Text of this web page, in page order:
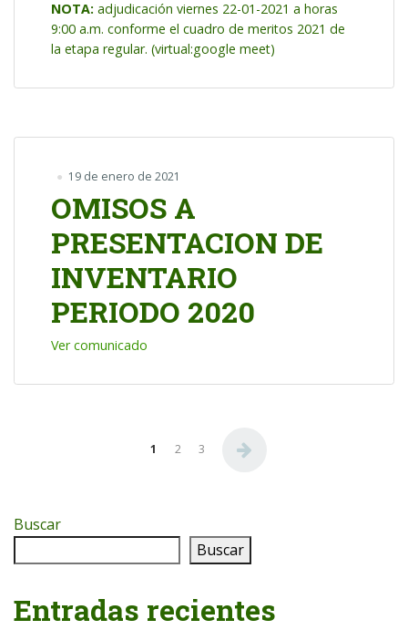
NOTA: adjudicación viernes 22-01-2021 a horas
9:00 a.m. conforme el cuadro de meritos 2021 de
la etapa regular. (virtual:google meet)
19 de enero de 2021
OMISOS A
PRESENTACION DE
INVENTARIO
PERIODO 2020
Ver comunicado
Paginación de entradas
1 2 3
Buscar
Buscar
Entradas recientes